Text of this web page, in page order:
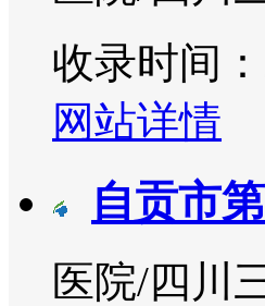
收录时间
网站详情
自贡市
医院/四川